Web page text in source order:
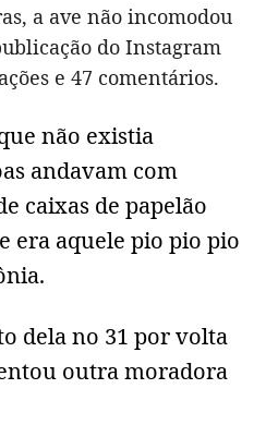
a ave não incomodou
do Instagram
e 47 comentários.
não existia
andavam com
caixas de papelão
era aquele pio pio pio
dela no 31 por volta
outra moradora